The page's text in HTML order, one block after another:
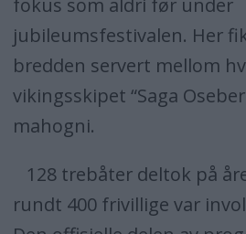
jubileumsfestivalen. Her
bredden servert mellom
vikingsskipet “Saga
mahogni.
128 trebåter deltok på
rundt 400 frivillige var